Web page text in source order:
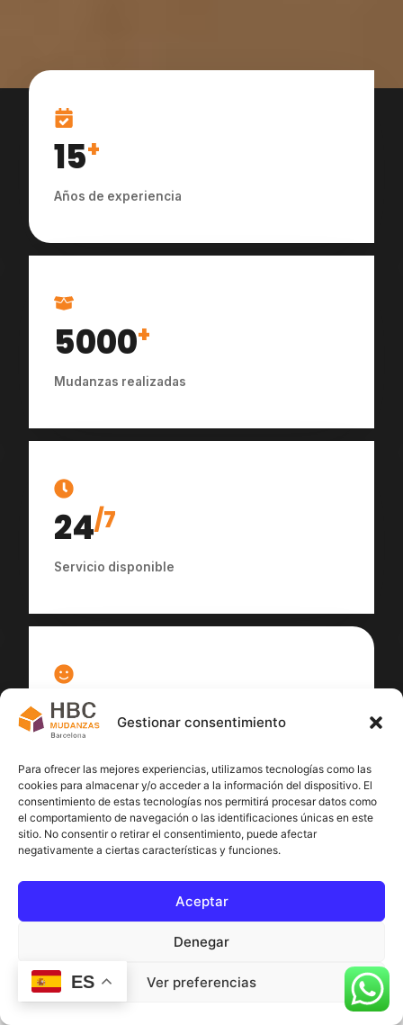
Gestionar consentimiento
Para ofrecer las mejores experiencias, utilizamos tecnologías como las
cookies para almacenar y/o acceder a la información del dispositivo. El
consentimiento de estas tecnologías nos permitirá procesar datos como
el comportamiento de navegación o las identificaciones únicas en este
sitio. No consentir o retirar el consentimiento, puede afectar
negativamente a ciertas características y funciones.
Aceptar
Denegar
Ver preferencias
15+
Años de experiencia
5000+
Mudanzas realizadas
24/7
Servicio disponible
100
ES